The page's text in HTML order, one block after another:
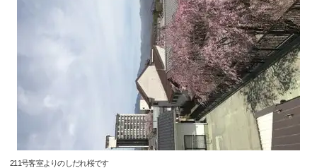
211号客室よりのしだれ桜です